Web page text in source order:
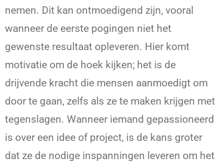
nemen. Dit kan ontmoedigend zijn, vooral
wanneer de eerste pogingen niet het
gewenste resultaat opleveren. Hier komt
motivatie om de hoek kijken; het is de
drijvende kracht die mensen aanmoedigt om
door te gaan, zelfs als ze te maken krijgen met
tegenslagen. Wanneer iemand gepassioneerd
is over een idee of project, is de kans groter
dat ze de nodige inspanningen leveren om het